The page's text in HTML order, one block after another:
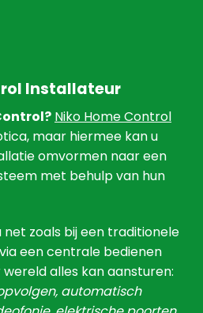
Installateur
Niko Home Control
maar hiermee kan u
omvormen naar een
met behulp van hun
zoals bij een traditionele
een centrale bedienen
alles kan aansturen:
automatisch